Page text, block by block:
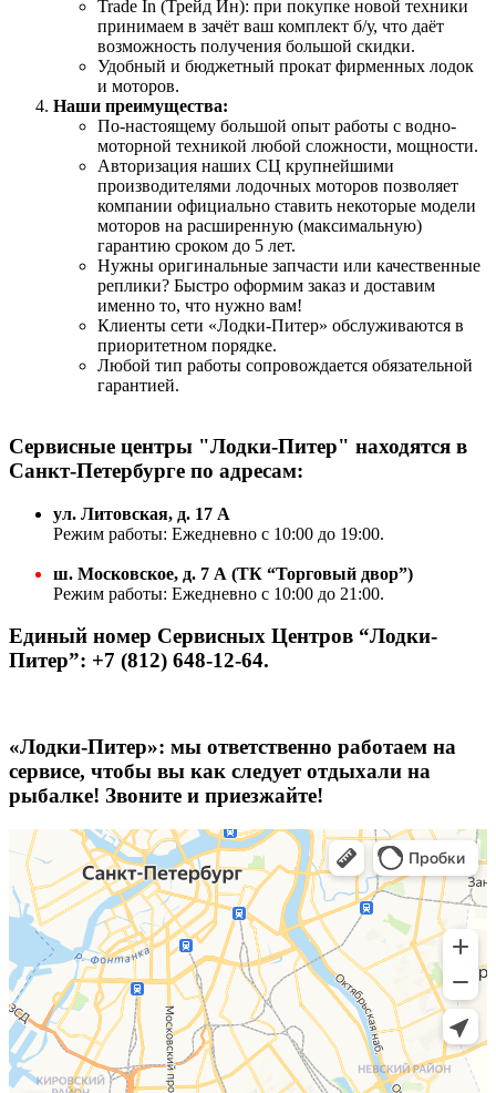
Trade In (Трейд Ин): при покупке новой техники
принимаем в зачёт ваш комплект б/у, что даёт
возможность получения большой скидки.
Удобный и бюджетный прокат фирменных лодок
и моторов.
Наши преимущества:
По-настоящему большой опыт работы с водно-
моторной техникой любой сложности, мощности.
Авторизация наших СЦ крупнейшими
производителями лодочных моторов позволяет
компании официально ставить некоторые модели
моторов на расширенную (максимальную)
гарантию сроком до 5 лет.
Нужны оригинальные запчасти или качественные
реплики? Быстро оформим заказ и доставим
именно то, что нужно вам!
Клиенты сети «Лодки-Питер» обслуживаются в
приоритетном порядке.
Любой тип работы сопровождается обязательной
гарантией.
Сервисные центры "Лодки-Питер" находятся в
Санкт-Петербурге по адресам:
ул. Литовская, д. 17 А
Режим работы: Ежедневно с 10:00 до 19:00.
ш. Московское, д. 7 А (ТК “Торговый двор”)
Режим работы: Ежедневно с 10:00 до 21:00.
Единый номер Сервисных Центров “Лодки-
Питер”: +7 (812) 648-12-64.
«Лодки-Питер»: мы ответственно работаем на
сервисе, чтобы вы как следует отдыхали на
рыбалке! Звоните и приезжайте!